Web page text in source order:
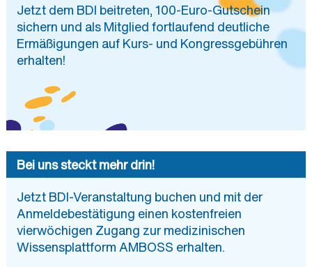
Jetzt dem BDI beitreten, 100-Euro-Gutschein
sichern und als Mitglied fortlaufend deutliche
Ermäßigungen auf Kurs- und Kongressgebühren
erhalten!
Bei uns steckt mehr drin!
Jetzt BDI-Veranstaltung buchen und mit der
Anmeldebestätigung einen kostenfreien
vierwöchigen Zugang zur medizinischen
Wissensplattform AMBOSS erhalten.